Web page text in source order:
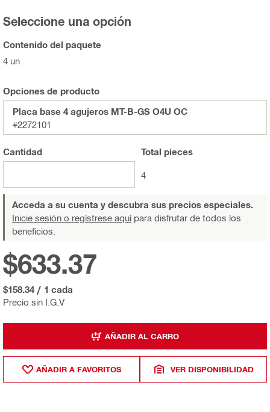
Seleccione una opción
Contenido del paquete
4 un
Opciones de producto
Placa base 4 agujeros MT-B-GS O4U OC
#2272101
Cantidad Total pieces
4
Acceda a su cuenta y descubra sus precios especiales.
Inicie sesión o regístrese aquípara disfrutar de todos los
beneficios.
Precio sin I.G.V
$633.37
$158.34 / 1 cada
AÑADIR AL CARRO
AÑADIR A FAVORITOS VER DISPONIBILIDAD